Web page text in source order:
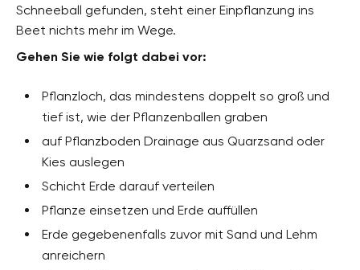
Schneeball gefunden, steht einer Einpflanzung ins
Beet nichts mehr im Wege.
Gehen Sie wie folgt dabei vor:
Pflanzloch, das mindestens doppelt so groß und
tief ist, wie der Pflanzenballen graben
auf Pflanzboden Drainage aus Quarzsand oder
Kies auslegen
Schicht Erde darauf verteilen
Pflanze einsetzen und Erde auffüllen
Erde gegebenenfalls zuvor mit Sand und Lehm
anreichern